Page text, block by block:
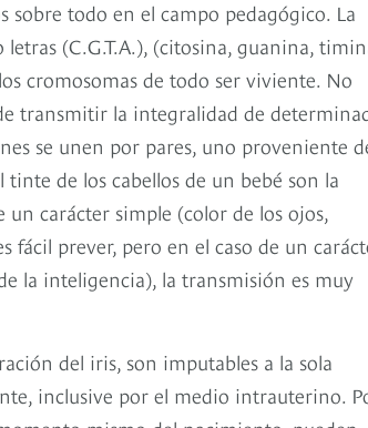
sobre todo en el campo pedagógico. La
(C.G.T.A.), (citosina, guanina,
cromosomas de todo ser viviente. No
transmitir la integralidad de
se unen por pares, uno proveniente
de los cabellos de un bebé son la
carácter simple (color de los ojos,
prever, pero en el caso de un
la inteligencia), la transmisión es muy
del iris, son imputables a la sola
inclusive por el medio intrauterino.